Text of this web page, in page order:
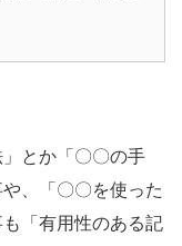
とか「〇〇の手
、「〇〇を使った
「有用性のある記